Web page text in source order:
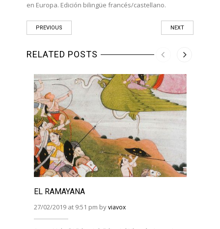
en Europa. Edición bilingüe francés/castellano.
PREVIOUS NEXT
RELATED POSTS
EL RAMAYANA
27/02/2019 at 9:51 pm byviavox